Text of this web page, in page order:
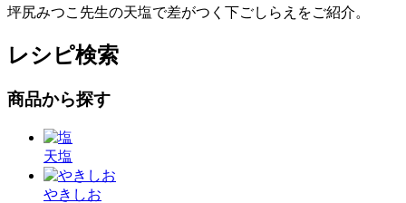
坪尻みつこ先生の天塩で差がつく下ごしらえをご紹介。
レシピ検索
商品から探す
天塩
やきしお